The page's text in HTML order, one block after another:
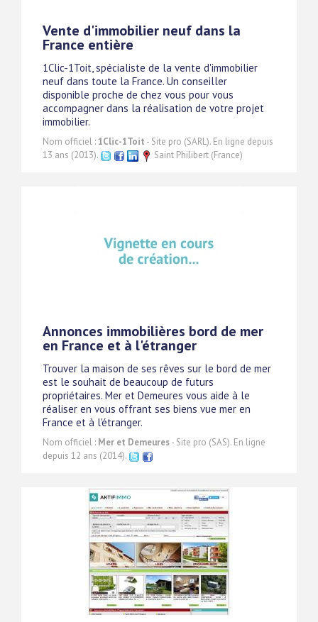
Vente d'immobilier neuf dans la
France entière
1Clic-1Toit, spécialiste de la vente d'immobilier
neuf dans toute la France. Un conseiller
disponible proche de chez vous pour vous
accompagner dans la réalisation de votre projet
immobilier.
Nom officiel :1Clic-1Toit - Site pro (SARL). En ligne depuis
13 ans (2013).
Saint Philibert (France)
Annonces immobilières bord de mer
en France et à l'étranger
Trouver la maison de ses rêves sur le bord de mer
est le souhait de beaucoup de futurs
propriétaires. Mer et Demeures vous aide à le
réaliser en vous offrant ses biens vue mer en
France et à l'étranger.
Nom officiel : Mer et Demeures- Site pro (SAS). En ligne
depuis 12 ans (2014).